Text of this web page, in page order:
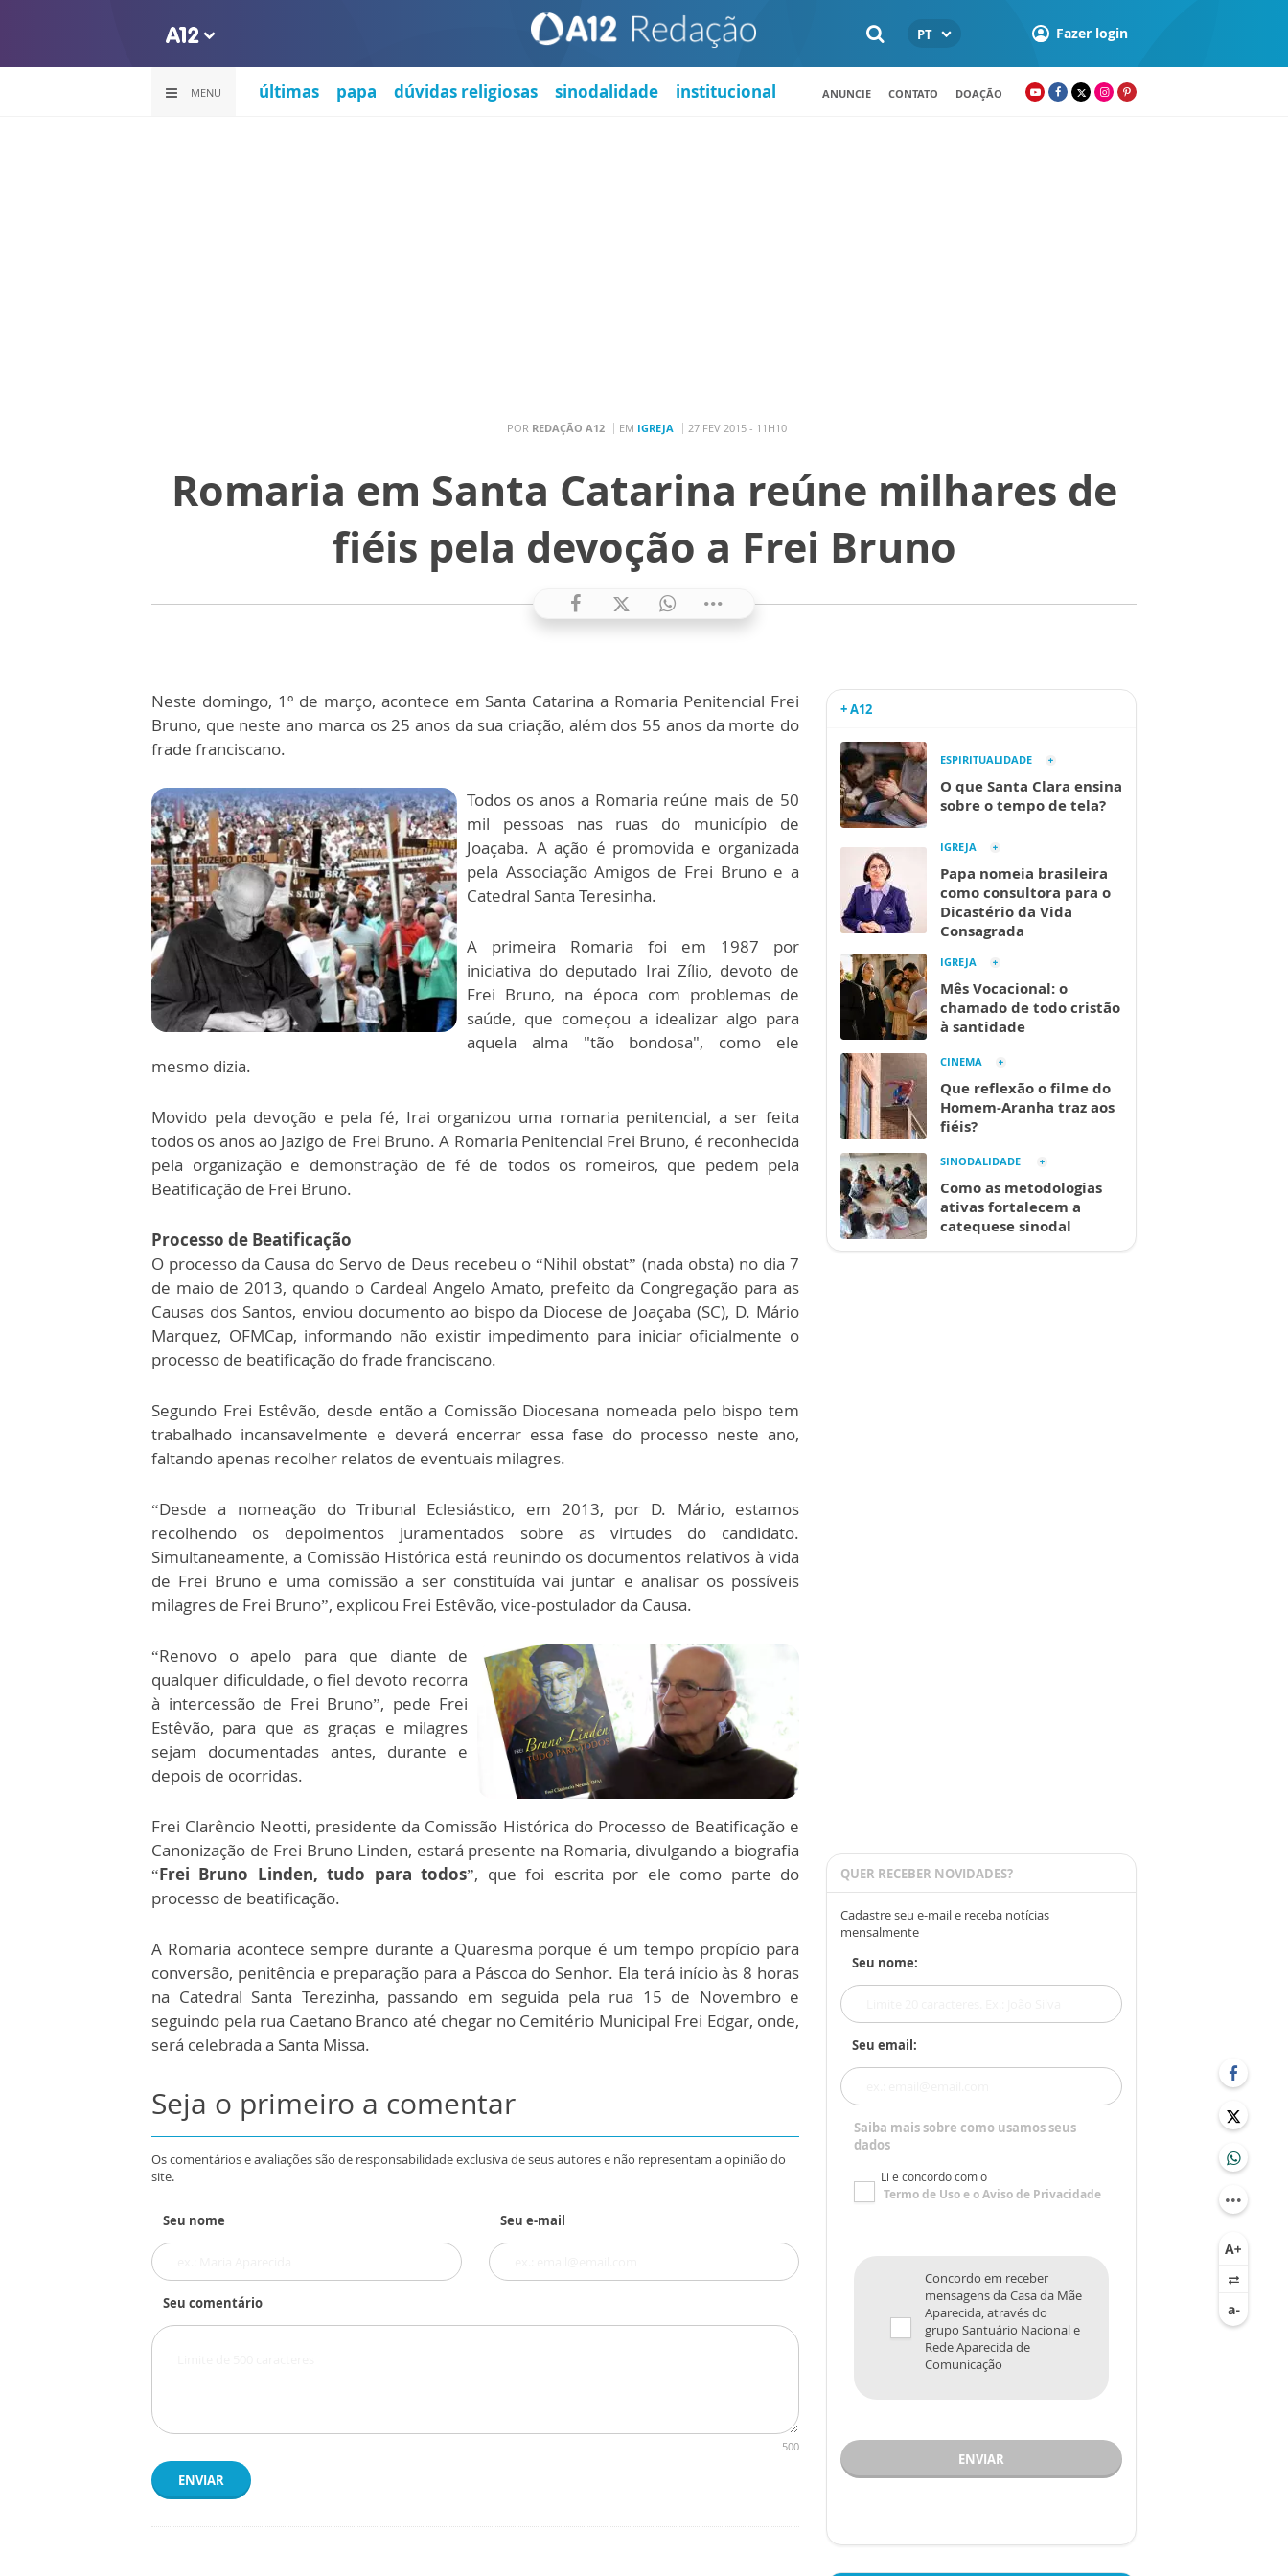
PT Fazer login
MENU últimas papa dúvidas religiosas sinodalidade institucional ANUNCIE CONTATO DOAÇÃO
POR REDAÇÃO A12 EM IGREJA 27 FEV 2015 - 11H10
Romaria em Santa Catarina reúne milhares de
fiéis pela devoção a Frei Bruno
Neste domingo, 1º de março, acontece em Santa Catarina a Romaria Penitencial Frei
Bruno, que neste ano marca os 25 anos da sua criação, além dos 55 anos da morte do
frade franciscano.
Todos os anos a Romaria reúne mais de 50
mil pessoas nas ruas do município de
Joaçaba. A ação é promovida e organizada
pela Associação Amigos de Frei Bruno e a
Catedral Santa Teresinha.
A primeira Romaria foi em 1987 por
iniciativa do deputado Irai Zílio, devoto de
Frei Bruno, na época com problemas de
saúde, que começou a idealizar algo para
aquela alma "tão bondosa", como ele
mesmo dizia.
Movido pela devoção e pela fé, Irai organizou uma romaria penitencial, a ser feita
todos os anos ao Jazigo de Frei Bruno. A Romaria Penitencial Frei Bruno, é reconhecida
pela organização e demonstração de fé de todos os romeiros, que pedem pela
Beatificação de Frei Bruno.
Processo de Beatificação
O processo da Causa do Servo de Deus recebeu o “Nihil obstat” (nada obsta) no dia 7
de maio de 2013, quando o Cardeal Angelo Amato, prefeito da Congregação para as
Causas dos Santos, enviou documento ao bispo da Diocese de Joaçaba (SC), D. Mário
Marquez, OFMCap, informando não existir impedimento para iniciar oficialmente o
processo de beatificação do frade franciscano.
Segundo Frei Estêvão, desde então a Comissão Diocesana nomeada pelo bispo tem
trabalhado incansavelmente e deverá encerrar essa fase do processo neste ano,
faltando apenas recolher relatos de eventuais milagres.
“Desde a nomeação do Tribunal Eclesiástico, em 2013, por D. Mário, estamos
recolhendo os depoimentos juramentados sobre as virtudes do candidato.
Simultaneamente, a Comissão Histórica está reunindo os documentos relativos à vida
de Frei Bruno e uma comissão a ser constituída vai juntar e analisar os possíveis
milagres de Frei Bruno”, explicou Frei Estêvão, vice-postulador da Causa.
“Renovo o apelo para que diante de
qualquer dificuldade, o fiel devoto recorra
à intercessão de Frei Bruno”, pede Frei
Estêvão, para que as graças e milagres
sejam documentadas antes, durante e
depois de ocorridas.
Frei Clarêncio Neotti, presidente da Comissão Histórica do Processo de Beatificação e
Canonização de Frei Bruno Linden, estará presente na Romaria, divulgando a biografia
“Frei Bruno Linden, tudo para todos”, que foi escrita por ele como parte do
processo de beatificação.
A Romaria acontece sempre durante a Quaresma porque é um tempo propício para
conversão, penitência e preparação para a Páscoa do Senhor. Ela terá início às 8 horas
na Catedral Santa Terezinha, passando em seguida pela rua 15 de Novembro e
seguindo pela rua Caetano Branco até chegar no Cemitério Municipal Frei Edgar, onde,
será celebrada a Santa Missa.
Seja o primeiro a comentar
Os comentários e avaliações são de responsabilidade exclusiva de seus autores e não representam a opinião do
site.
Seu nome Seu e-mail
Seu comentário
500
ENVIAR
+ A12
ESPIRITUALIDADE
O que Santa Clara ensina
sobre o tempo de tela?
IGREJA
Papa nomeia brasileira
como consultora para o
Dicastério da Vida
Consagrada
IGREJA
Mês Vocacional: o
chamado de todo cristão
à santidade
CINEMA
Que reflexão o filme do
Homem-Aranha traz aos
fiéis?
SINODALIDADE
Como as metodologias
ativas fortalecem a
catequese sinodal
QUER RECEBER NOVIDADES?
Cadastre seu e-mail e receba notícias
mensalmente
Seu nome:
Seu email:
Saiba mais sobre como usamos seus
dados
Li e concordo com o
Termo de Usoe oAviso de Privacidade
Concordo em receber
mensagens da Casa da Mãe
Aparecida, através do
grupo Santuário Nacional e
Rede Aparecida de
Comunicação
ENVIAR